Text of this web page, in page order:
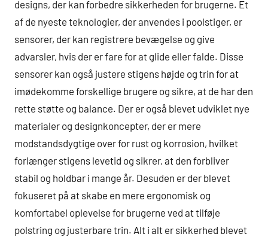
designs, der kan forbedre sikkerheden for brugerne. Et
af de nyeste teknologier, der anvendes i poolstiger, er
sensorer, der kan registrere bevægelse og give
advarsler, hvis der er fare for at glide eller falde. Disse
sensorer kan også justere stigens højde og trin for at
imødekomme forskellige brugere og sikre, at de har den
rette støtte og balance. Der er også blevet udviklet nye
materialer og designkoncepter, der er mere
modstandsdygtige over for rust og korrosion, hvilket
forlænger stigens levetid og sikrer, at den forbliver
stabil og holdbar i mange år. Desuden er der blevet
fokuseret på at skabe en mere ergonomisk og
komfortabel oplevelse for brugerne ved at tilføje
polstring og justerbare trin. Alt i alt er sikkerhed blevet